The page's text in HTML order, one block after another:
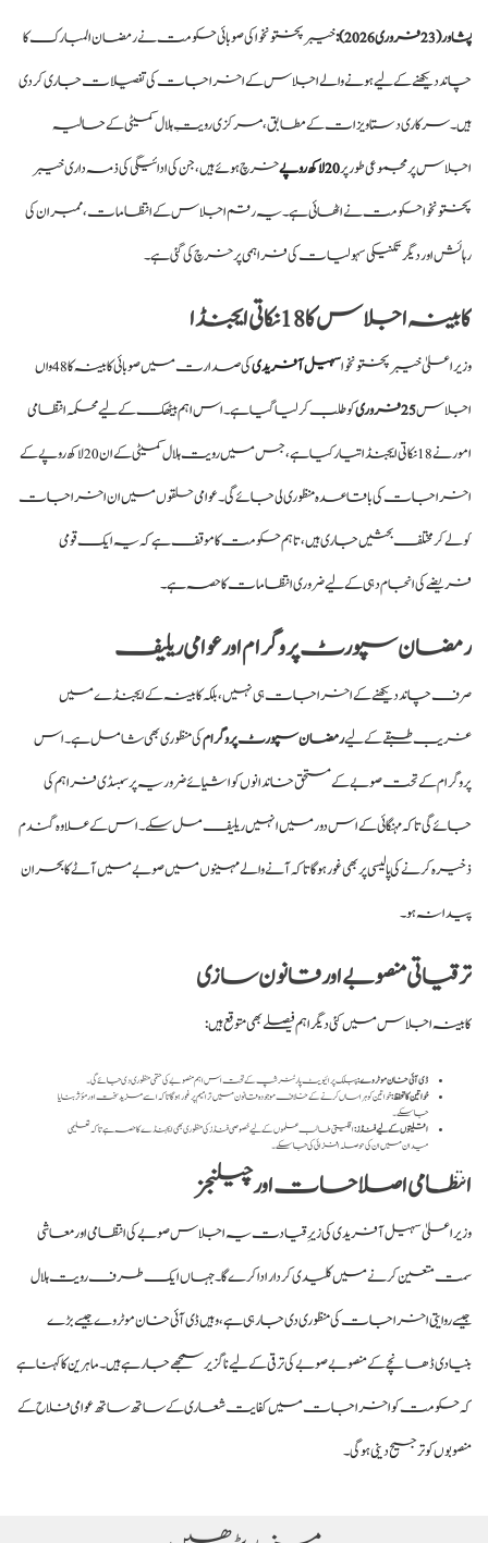
پشاور (23 فروری 2026):
خیبر پختونخوا کی صوبائی حکومت نے رمضان المبارک کا
چاند دیکھنے کے لیے ہونے والے اجلاس کے اخراجات کی تفصیلات جاری کر دی
ہیں۔ سرکاری دستاویزات کے مطابق، مرکزی رویتِ ہلال کمیٹی کے حالیہ
اجلاس پر مجموعی طور پر20 لاکھ روپے
خرچ ہوئے ہیں، جن کی ادائیگی کی ذمہ داری خیبر
پختونخوا حکومت نے اٹھائی ہے۔ یہ رقم اجلاس کے انتظامات، ممبران کی
رہائش اور دیگر تکنیکی سہولیات کی فراہمی پر خرچ کی گئی ہے۔
کابینہ اجلاس کا 18 نکاتی ایجنڈا
وزیراعلیٰ خیبر پختونخواسہیل آفریدی
کی صدارت میں صوبائی کابینہ کا 48 واں
اجلاس25 فروری
کو طلب کر لیا گیا ہے۔ اس اہم بیٹھک کے لیے محکمہ انتظامی
امور نے 18 نکاتی ایجنڈا تیار کیا ہے، جس میں رویت ہلال کمیٹی کے ان 20 لاکھ روپے کے
اخراجات کی باقاعدہ منظوری لی جائے گی۔ عوامی حلقوں میں ان اخراجات
کو لے کر مختلف بحثیں جاری ہیں، تاہم حکومت کا موقف ہے کہ یہ ایک قومی
فریضے کی انجام دہی کے لیے ضروری انتظامات کا حصہ ہے۔
رمضان سپورٹ پروگرام اور عوامی ریلیف
صرف چاند دیکھنے کے اخراجات ہی نہیں، بلکہ کابینہ کے ایجنڈے میں
غریب طبقے کے لیےرمضان سپورٹ پروگرامکی منظوری بھی شامل ہے۔ اس
پروگرام کے تحت صوبے کے مستحق خاندانوں کو اشیائے ضروریہ پر سبسڈی فراہم کی
جائے گی تاکہ مہنگائی کے اس دور میں انہیں ریلیف مل سکے۔ اس کے علاوہ گندم
ذخیرہ کرنے کی پالیسی پر بھی غور ہوگا تاکہ آنے والے مہینوں میں صوبے میں آٹے کا بحران
پیدا نہ ہو۔
ترقیاتی منصوبے اور قانون سازی
کابینہ اجلاس میں کئی دیگر اہم فیصلے بھی متوقع ہیں:
ڈی آئی خان موٹروے:پبلک پرائیویٹ پارٹنر شپ کے تحت اس اہم منصوبے کی حتمی منظوری دی جائے گی۔
خواتین کا تحفظ:خواتین کو ہراساں کرنے کے خلاف موجودہ قانون میں ترامیم پر غور ہوگا تاکہ اسے مزید سخت اور مؤثر بنایا
جا سکے۔
اقلیتوں کے لیے فنڈز:اقلیتی طالب علموں کے لیے خصوصی فنڈز کی منظوری بھی ایجنڈے کا حصہ ہے تاکہ تعلیمی
میدان میں ان کی حوصلہ افزائی کی جا سکے۔
انتظامی اصلاحات اور چیلنجز
وزیراعلیٰ سہیل آفریدی کی زیرِ قیادت یہ اجلاس صوبے کی انتظامی اور معاشی
سمت متعین کرنے میں کلیدی کردار ادا کرے گا۔ جہاں ایک طرف رویت ہلال
جیسے روایتی اخراجات کی منظوری دی جا رہی ہے، وہیں ڈی آئی خان موٹروے جیسے بڑے
بنیادی ڈھانچے کے منصوبے صوبے کی ترقی کے لیے ناگزیر سمجھے جا رہے ہیں۔ ماہرین کا کہنا ہے
کہ حکومت کو اخراجات میں کفایت شعاری کے ساتھ ساتھ عوامی فلاح کے
منصوبوں کو ترجیح دینی ہوگی۔